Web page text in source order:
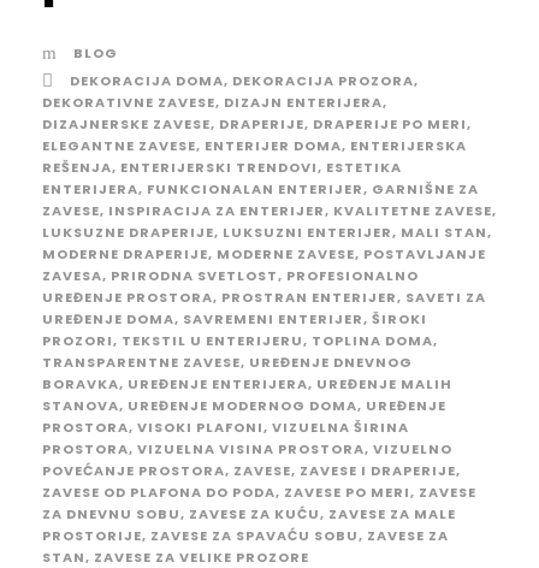
BLOG
DEKORACIJA DOMA, DEKORACIJA PROZORA,
DEKORATIVNE ZAVESE, DIZAJN ENTERIJERA,
DIZAJNERSKE ZAVESE, DRAPERIJE, DRAPERIJE PO MERI,
ELEGANTNE ZAVESE, ENTERIJER DOMA, ENTERIJERSKA
REŠENJA, ENTERIJERSKI TRENDOVI, ESTETIKA
ENTERIJERA, FUNKCIONALAN ENTERIJER, GARNIŠNE ZA
ZAVESE, INSPIRACIJA ZA ENTERIJER, KVALITETNE ZAVESE,
LUKSUZNE DRAPERIJE, LUKSUZNI ENTERIJER, MALI STAN,
MODERNE DRAPERIJE, MODERNE ZAVESE, POSTAVLJANJE
ZAVESA, PRIRODNA SVETLOST, PROFESIONALNO
UREĐENJE PROSTORA, PROSTRAN ENTERIJER, SAVETI ZA
UREĐENJE DOMA, SAVREMENI ENTERIJER, ŠIROKI
PROZORI, TEKSTIL U ENTERIJERU, TOPLINA DOMA,
TRANSPARENTNE ZAVESE, UREĐENJE DNEVNOG
BORAVKA, UREĐENJE ENTERIJERA, UREĐENJE MALIH
STANOVA, UREĐENJE MODERNOG DOMA, UREĐENJE
PROSTORA, VISOKI PLAFONI, VIZUELNA ŠIRINA
PROSTORA, VIZUELNA VISINA PROSTORA, VIZUELNO
POVEĆANJE PROSTORA, ZAVESE, ZAVESE I DRAPERIJE,
ZAVESE OD PLAFONA DO PODA, ZAVESE PO MERI, ZAVESE
ZA DNEVNU SOBU, ZAVESE ZA KUĆU, ZAVESE ZA MALE
PROSTORIJE, ZAVESE ZA SPAVAĆU SOBU, ZAVESE ZA
STAN, ZAVESE ZA VELIKE PROZORE